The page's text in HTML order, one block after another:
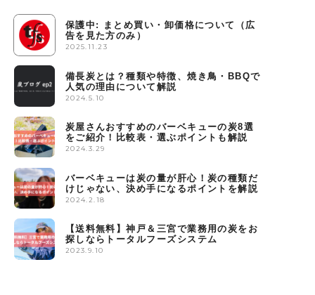
保護中: まとめ買い・卸価格について（広
告を見た方のみ）
2025.11.23
備長炭とは？種類や特徴、焼き鳥・BBQで
人気の理由について解説
2024.5.10
炭屋さんおすすめのバーベキューの炭8選
をご紹介！比較表・選ぶポイントも解説
2024.3.29
バーベキューは炭の量が肝心！炭の種類だ
けじゃない、決め手になるポイントを解説
2024.2.18
【送料無料】神戸＆三宮で業務用の炭をお
探しならトータルフーズシステム
2023.9.10